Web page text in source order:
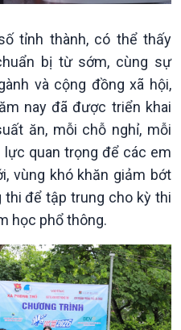
Nam
Khoa học & Công nghệ
Tin Khoa học & Công nghệ
Kết nối công nghệ
Sống chung với biến đổi
khí hậu
tỉnh thành, có thể thấy
bị từ sớm, cùng sự
và cộng đồng xã hội,
nay đã được triển khai
ăn, mỗi chỗ nghỉ, mỗi
quan trọng để các em
vùng khó khăn giảm bớt
thi để tập trung cho kỳ thi
học phổ thông.